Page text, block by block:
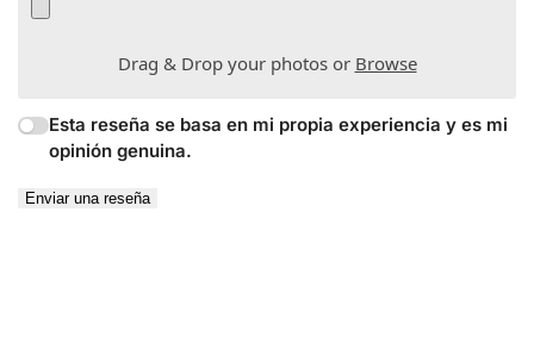
Drag & Drop your photos or Browse
Esta reseña se basa en mi propia experiencia y es mi
opinión genuina.
Enviar una reseña